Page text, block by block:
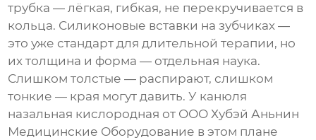
трубка — лёгкая, гибкая, не перекручивается в
кольца. Силиконовые вставки на зубчиках —
это уже стандарт для длительной терапии, но
их толщина и форма — отдельная наука.
Слишком толстые — распирают, слишком
тонкие — края могут давить. У канюля
назальная кислородная от ООО Хубэй Аньнин
Медицинские Оборудование в этом плане